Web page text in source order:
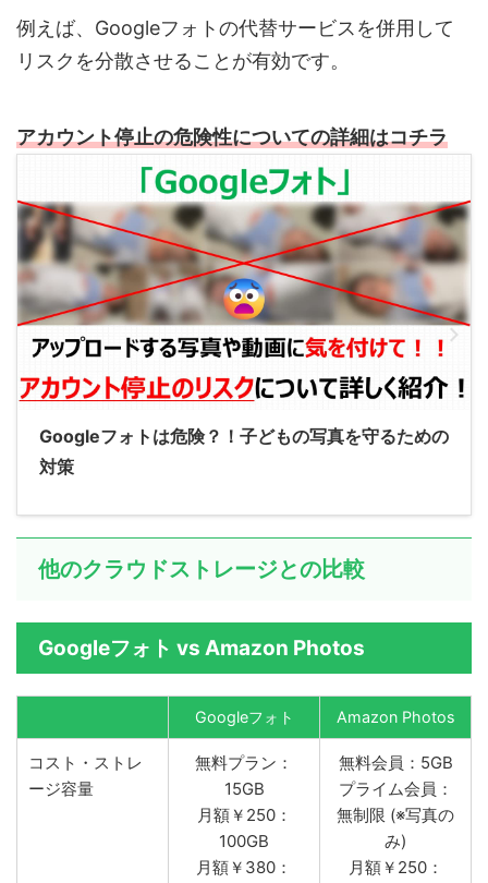
例えば、Googleフォトの代替サービスを併用して
リスクを分散させることが有効です。
アカウント停止の危険性についての詳細はコチラ
Googleフォトは危険？！子どもの写真を守るための
対策
他のクラウドストレージとの比較
Googleフォト vs Amazon Photos
Googleフォト Amazon Photos
コスト・ストレ
ージ容量
無料プラン：
15GB
月額￥250：
100GB
月額￥380：
無料会員：5GB
プライム会員：
無制限 (※写真の
み)
月額￥250：